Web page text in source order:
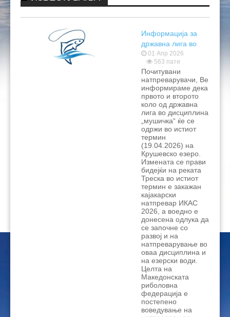
Информација за
државна лига во
дисциплина
“мушичка“
01 Апр 2026
563 пати
Почитувани
натпреварувачи, Ве
информираме дека
првото и второто
коло од државна
лига во дисциплина
„мушичка“ ќе се
одржи во истиот
термин
(19.04.2026) на
Крушевско езеро.
Измената се прави
бидејќи на реката
Треска во истиот
термин е закажан
кајакарски
натпревар ИКАС
2026, а воедно е
донесена одлука да
се започне со
развој и на
натпреварување во
оваа дисциплина и
на езерски води.
Целта на
Македонската
риболовна
федерација е
постепено
воведување на
РЕЗУЛТАТИ 2024
НАТПРЕВАРИ 2023
РЕЗУЛТАТИ
НАТПРЕВАРИ 2021
ЛИЧНИ КАРТИ
ПРАВИЛНИЦИ
ПРАВИЛНИЦИ НА МРФ
РЕГИСТРАЦИЈА НА СПОРТИСТИ
ЦЕНОВНИЦИ ЗА ЛЕГИТИМАЦИИ И ДОЗВОЛИ
КОНТАКТ